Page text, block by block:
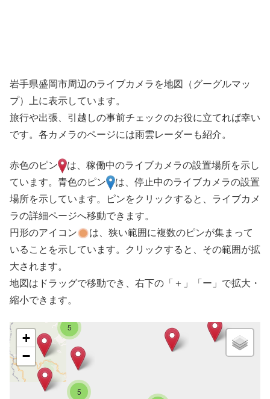
岩手県盛岡市周辺のライブカメラを地図（グーグルマッ
プ）上に表示しています。
旅行や出張、引越しの事前チェックのお役に立てれば幸い
です。各カメラのページには雨雲レーダーも紹介。
赤色のピン
は、稼働中のライブカメラの設置場所を示し
ています。青色のピン
は、停止中のライブカメラの設置
場所を示しています。ピンをクリックすると、ライブカメ
ラの詳細ページへ移動できます。
円形のアイコン
は、狭い範囲に複数のピンが集まって
いることを示しています。クリックすると、その範囲が拡
大されます。
地図はドラッグで移動でき、右下の「＋」「ー」で拡大・
縮小できます。
5
5
+
−